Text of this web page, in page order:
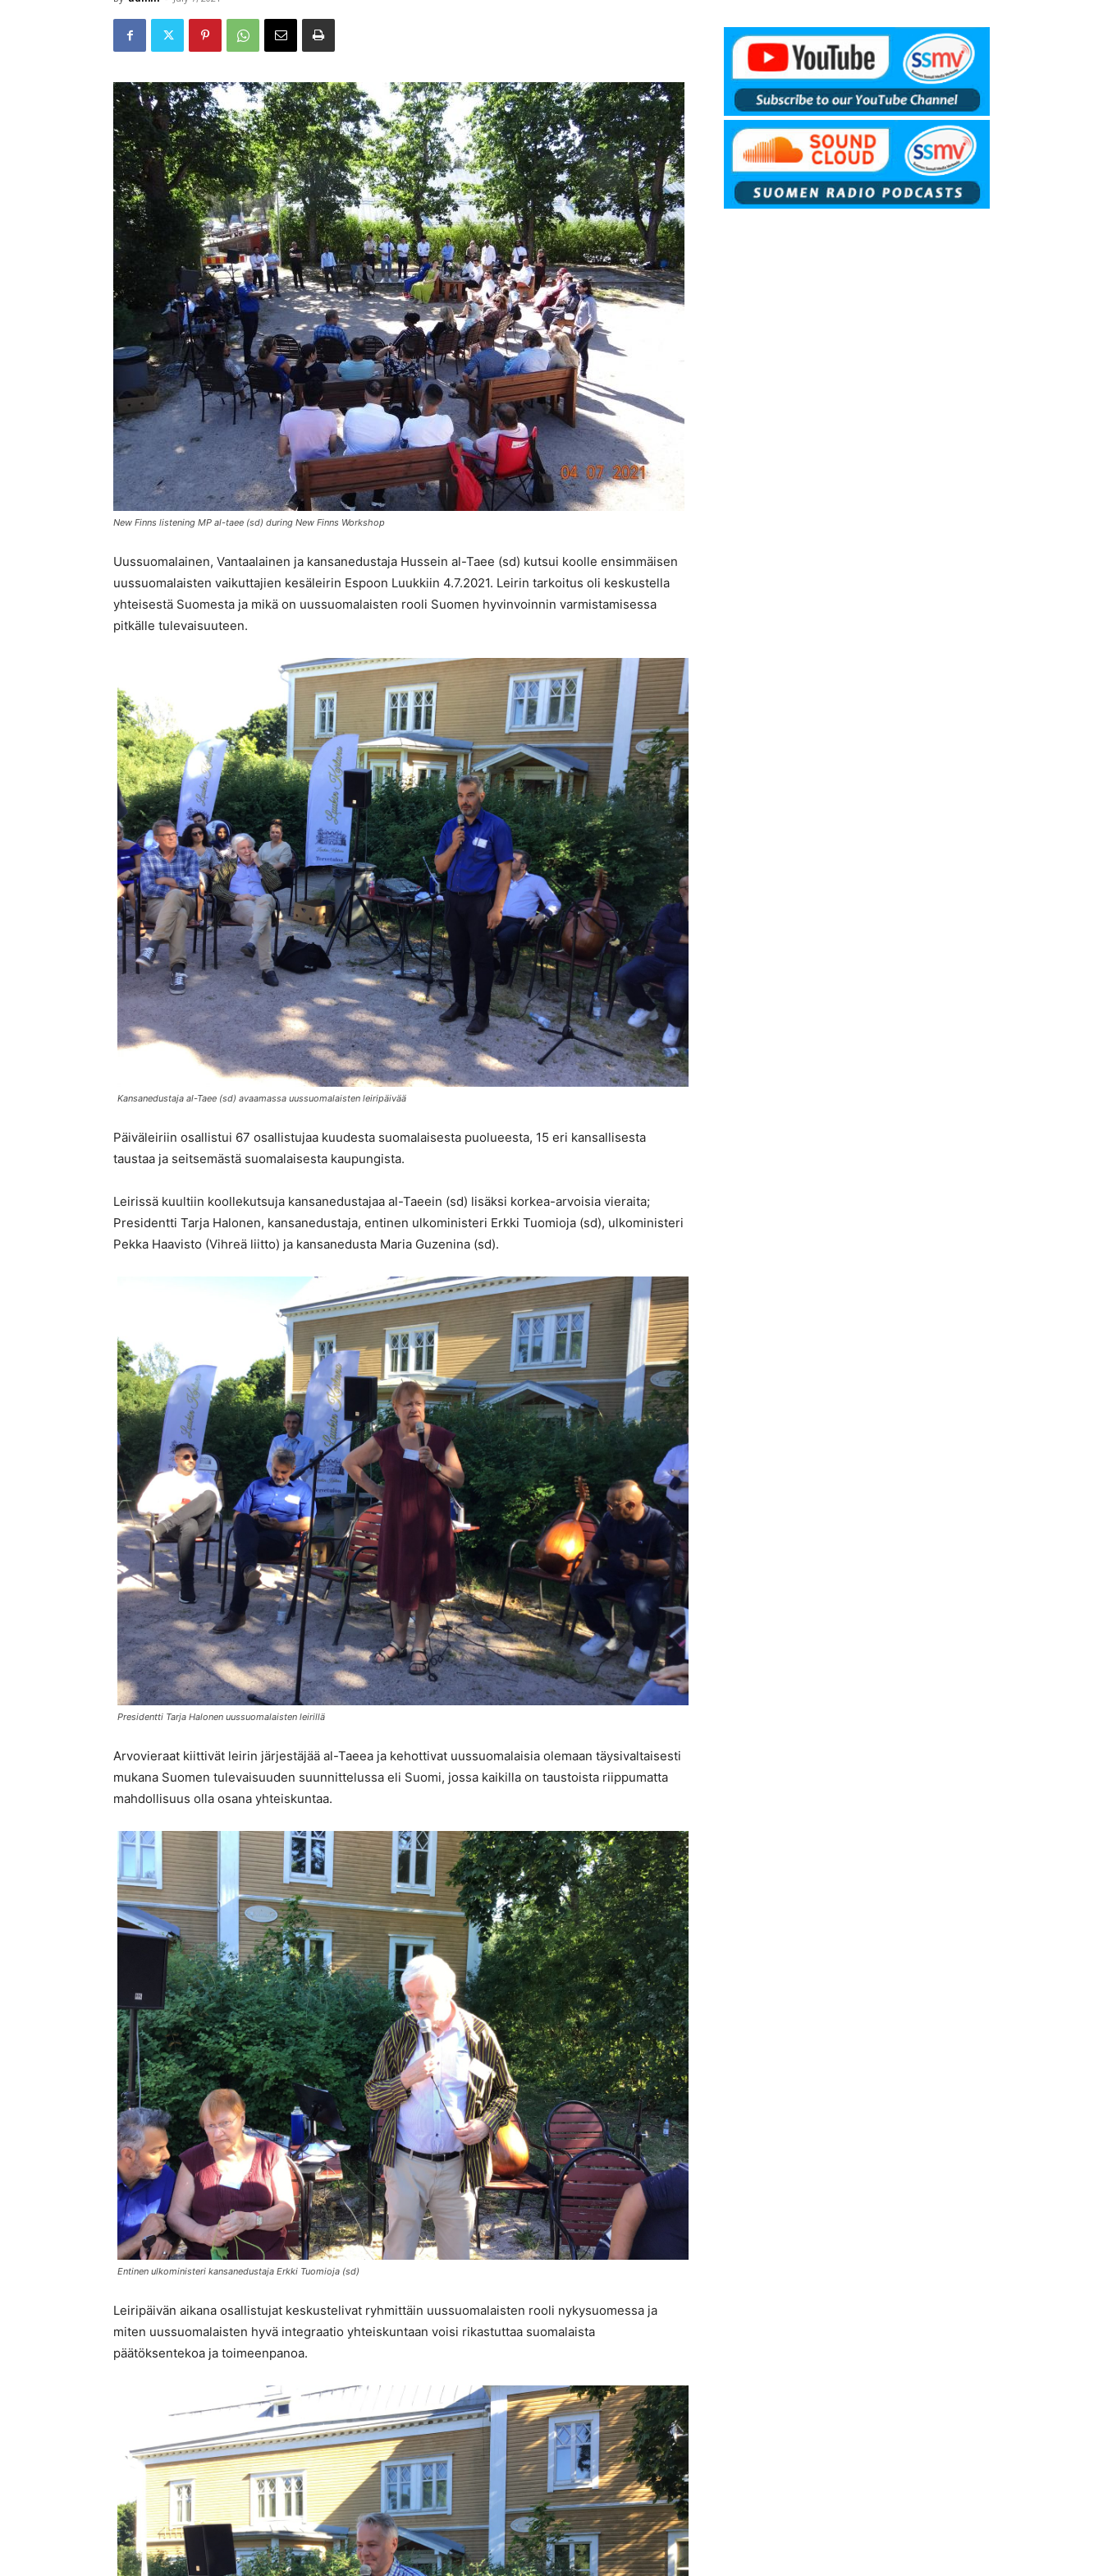
Verkosto
New Finns listening MP al-taee (sd) during New Finns Workshop
Uussuomalainen, Vantaalainen ja kansanedustaja Hussein al-Taee (sd) kutsui koolle ensimmäisen
uussuomalaisten vaikuttajien kesäleirin Espoon Luukkiin 4.7.2021. Leirin tarkoitus oli keskustella
yhteisestä Suomesta ja mikä on uussuomalaisten rooli Suomen hyvinvoinnin varmistamisessa
pitkälle tulevaisuuteen.
Kansanedustaja al-Taee (sd) avaamassa uussuomalaisten leiripäivää
Päiväleiriin osallistui 67 osallistujaa kuudesta suomalaisesta puolueesta, 15 eri kansallisesta
taustaa ja seitsemästä suomalaisesta kaupungista.
Leirissä kuultiin koollekutsuja kansanedustajaa al-Taeein (sd) lisäksi korkea-arvoisia vieraita;
Presidentti Tarja Halonen, kansanedustaja, entinen ulkoministeri Erkki Tuomioja (sd), ulkoministeri
Pekka Haavisto (Vihreä liitto) ja kansanedusta Maria Guzenina (sd).
Presidentti Tarja Halonen uussuomalaisten leirillä
Arvovieraat kiittivät leirin järjestäjää al-Taeea ja kehottivat uussuomalaisia olemaan täysivaltaisesti
mukana Suomen tulevaisuuden suunnittelussa eli Suomi, jossa kaikilla on taustoista riippumatta
mahdollisuus olla osana yhteiskuntaa.
Entinen ulkoministeri kansanedustaja Erkki Tuomioja (sd)
Leiripäivän aikana osallistujat keskustelivat ryhmittäin uussuomalaisten rooli nykysuomessa ja
miten uussuomalaisten hyvä integraatio yhteiskuntaan voisi rikastuttaa suomalaista
päätöksentekoa ja toimeenpanoa.